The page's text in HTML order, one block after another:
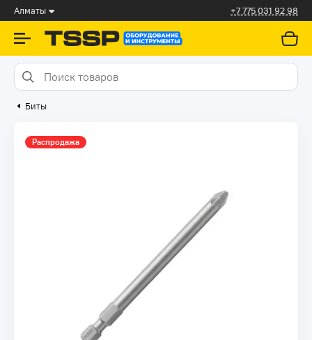
Алматы +7 775 031 92 98
Биты
Распродажа